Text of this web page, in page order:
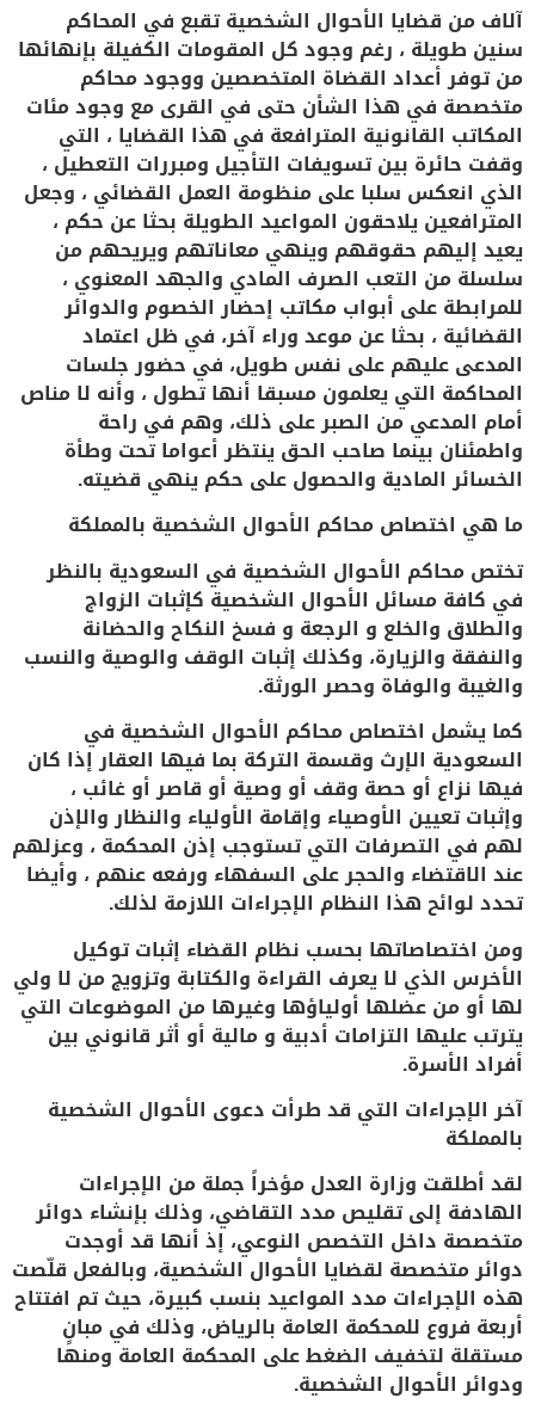
آلاف من قضايا الأحوال الشخصية تقبع في المحاكم
سنين طويلة ، رغم وجود كل المقومات الكفيلة بإنهائها
من توفر أعداد القضاة المتخصصين ووجود محاكم
متخصصة في هذا الشأن حتى في القرى مع وجود مئات
المكاتب القانونية المترافعة في هذا القضايا ، التي
وقفت حائرة بين تسويفات التأجيل ومبررات التعطيل ،
الذي انعكس سلبا على منظومة العمل القضائي ، وجعل
المترافعين يلاحقون المواعيد الطويلة بحثا عن حكم ،
يعيد إليهم حقوقهم وينهي معاناتهم ويريحهم من
سلسلة من التعب الصرف المادي والجهد المعنوي ،
للمرابطة على أبواب مكاتب إحضار الخصوم والدوائر
القضائية ، بحثا عن موعد وراء آخر، في ظل اعتماد
المدعى عليهم على نفس طويل، في حضور جلسات
المحاكمة التي يعلمون مسبقا أنها تطول ، وأنه لا مناص
أمام المدعي من الصبر على ذلك، وهم في راحة
واطمئنان بينما صاحب الحق ينتظر أعواما تحت وطأة
الخسائر المادية والحصول على حكم ينهي قضيته.
ما هي اختصاص محاكم الأحوال الشخصية بالمملكة
تختص محاكم الأحوال الشخصية في السعودية بالنظر
في كافة مسائل الأحوال الشخصية كإثبات الزواج
والطلاق والخلع و الرجعة و فسخ النكاح والحضانة
والنفقة والزيارة، وكذلك إثبات الوقف والوصية والنسب
والغيبة والوفاة وحصر الورثة.
كما يشمل اختصاص محاكم الأحوال الشخصية في
السعودية الإرث وقسمة التركة بما فيها العقار إذا كان
فيها نزاع أو حصة وقف أو وصية أو قاصر أو غائب ،
وإثبات تعيين الأوصياء وإقامة الأولياء والنظار والإذن
لهم في التصرفات التي تستوجب إذن المحكمة ، وعزلهم
عند الاقتضاء والحجر على السفهاء ورفعه عنهم ، وأيضا
تحدد لوائح هذا النظام الإجراءات اللازمة لذلك.
ومن اختصاصاتها بحسب نظام القضاء إثبات توكيل
الأخرس الذي لا يعرف القراءة والكتابة وتزويج من لا ولي
لها أو من عضلها أولياؤها وغيرها من الموضوعات التي
يترتب عليها التزامات أدبية و مالية أو أثر قانوني بين
أفراد الأسرة.
آخر الإجراءات التي قد طرأت دعوى الأحوال الشخصية
بالمملكة
لقد أطلقت وزارة العدل مؤخراً جملة من الإجراءات
الهادفة إلى تقليص مدد التقاضي، وذلك بإنشاء دوائر
متخصصة داخل التخصص النوعي، إذ أنها قد أوجدت
دوائر متخصصة لقضايا الأحوال الشخصية، وبالفعل قلّصت
هذه الإجراءات مدد المواعيد بنسب كبيرة، حيث تم افتتاح
أربعة فروع للمحكمة العامة بالرياض، وذلك في مبانٍ
مستقلة لتخفيف الضغط على المحكمة العامة ومنها
ودوائر الأحوال الشخصية.